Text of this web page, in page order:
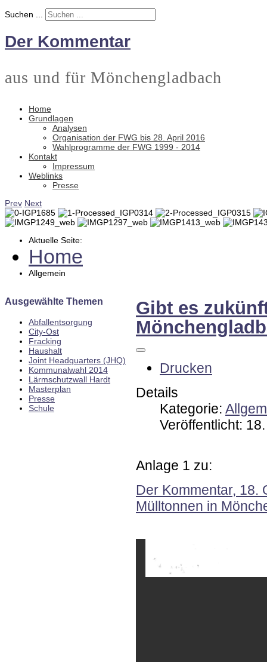
Suchen ...
Der Kommentar
aus und für Mönchengladbach
Home
Grundlagen
Analysen
Organisation der FWG bis 28. April 2016
Wahlprogramme der FWG 1999 - 2014
Kontakt
Impressum
Weblinks
Presse
Prev Next
Aktuelle Seite:
Home
Allgemein
Ausgewählte Themen
Abfallentsorgung
City-Ost
Fracking
Haushalt
Joint Headquarters (JHQ)
Kommunalwahl 2014
Lärmschutzwall Hardt
Masterplan
Presse
Schule
Gibt es
Drucken
Details
Kategorie:
Veröffentlicht:
Anlage 1 zu:
Der Kommentar, 18.
Mülltonnen in